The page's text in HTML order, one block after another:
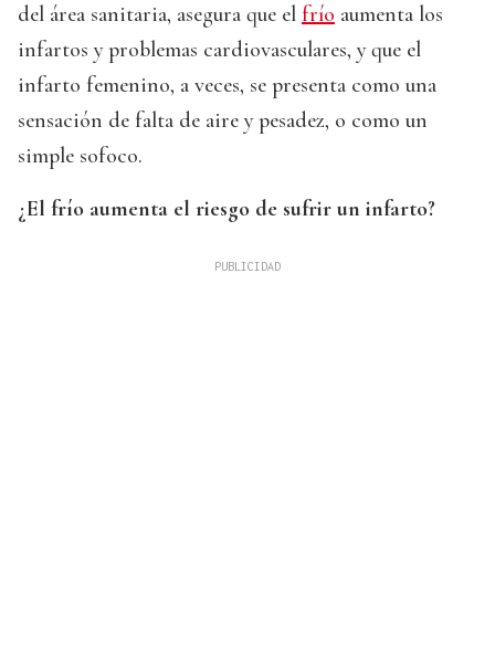
del área sanitaria, asegura que el frío aumenta los
infartos y problemas cardiovasculares, y que el
infarto femenino, a veces, se presenta como una
sensación de falta de aire y pesadez, o como un
simple sofoco.
¿El frío aumenta el riesgo de sufrir un infarto?